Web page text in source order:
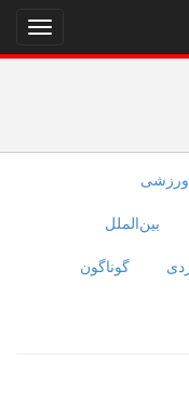
نمایش
منو
ورزشی
بین‌الملل
گوناگون